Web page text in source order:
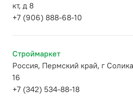
кт, д 8
+7 (906) 888-68-10
Строймаркет
Россия, Пермский край, г
16
+7 (342) 534-88-18